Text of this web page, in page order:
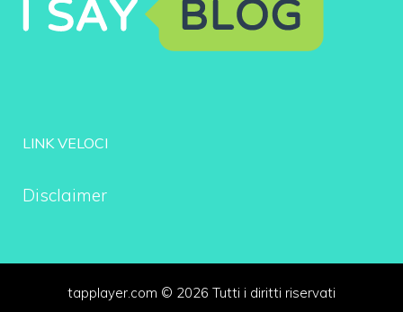
LINK VELOCI
Disclaimer
tapplayer.com © 2026 Tutti i diritti riservati